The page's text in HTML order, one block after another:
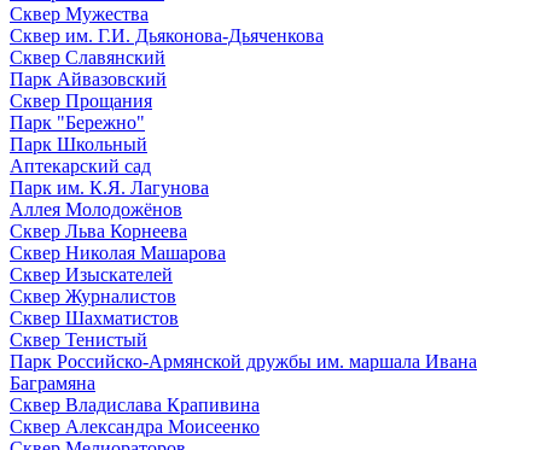
Сквер Мужества
Сквер им. Г.И. Дьяконова-Дьяченкова
Сквер Славянский
Парк Айвазовский
Сквер Прощания
Парк "Бережно"
Парк Школьный
Аптекарский сад
Парк им. К.Я. Лагунова
Аллея Молодожёнов
Сквер Льва Корнеева
Сквер Николая Машарова
Сквер Изыскателей
Сквер Журналистов
Сквер Шахматистов
Сквер Тенистый
Парк Российско-Армянской дружбы им. маршала Ивана
Баграмяна
Сквер Владислава Крапивина
Сквер Александра Моисеенко